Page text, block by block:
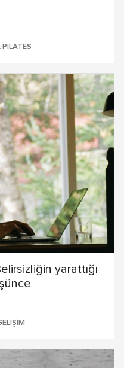
yarattığı